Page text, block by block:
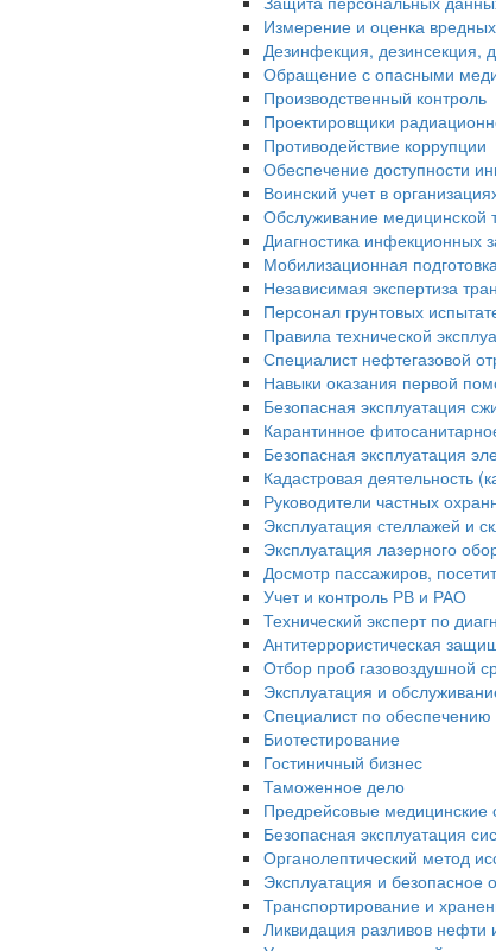
Измерение и оценка
Дезинфекция, дезинсекция,
Обращение с опасными
Производственный контроль
Проектировщики
Противодействие коррупции
Обеспечение доступности
Воинский учет в
Обслуживание медицинской
Диагностика инфекционных
Мобилизационная
Независимая экспертиза
Персонал грунтовых
Правила технической
Специалист нефтегазовой
Навыки оказания первой
Безопасная эксплуатация
Карантинное
Безопасная эксплуатация
Кадастровая деятельность
Руководители частных
Эксплуатация стеллажей и
Эксплуатация лазерного
Досмотр пассажиров,
Учет и контроль РВ и РАО
Технический эксперт по
Антитеррористическая
Отбор проб газовоздушной
Эксплуатация и
Специалист по
Биотестирование
Гостиничный бизнес
Таможенное дело
Предрейсовые медицинские
Безопасная эксплуатация
Органолептический метод
Эксплуатация и безопасное
Транспортирование и
Ликвидация разливов